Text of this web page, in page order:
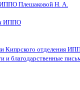
ИППО Плешаковой Н. А.
ИППО
Кипрского отделения
и благодарственные